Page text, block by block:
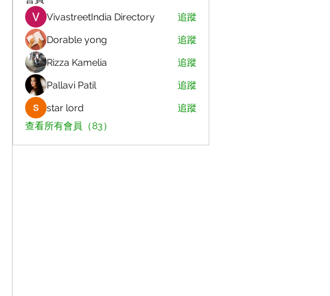
VivastreetIndia Directory
追蹤
Dorable yong
追蹤
Rizza Kamelia
追蹤
Pallavi Patil
追蹤
star lord
追蹤
查看所有會員（83）